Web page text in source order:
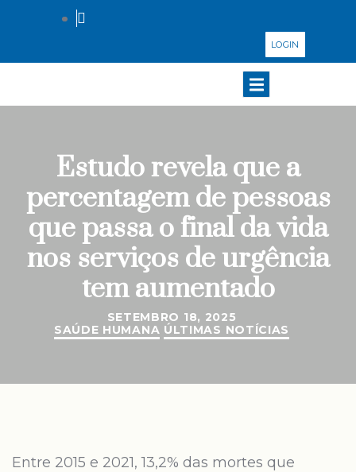
LOGIN
Estudo revela que a
percentagem de pessoas
que passa o final da vida
nos serviços de urgência
tem aumentado
SETEMBRO 18, 2025
SAÚDE HUMANA ÚLTIMAS NOTÍCIAS
Entre 2015 e 2021, 13,2% das mortes que